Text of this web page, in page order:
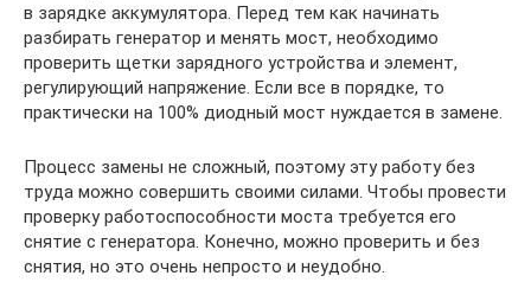
в зарядке аккумулятора. Перед тем как начинать
разбирать генератор и менять мост, необходимо
проверить щетки зарядного устройства и элемент,
регулирующий напряжение. Если все в порядке, то
практически на 100% диодный мост нуждается в замене.
Процесс замены не сложный, поэтому эту работу без
труда можно совершить своими силами. Чтобы провести
проверку работоспособности моста требуется его
снятие с генератора. Конечно, можно проверить и без
снятия, но это очень непросто и неудобно.